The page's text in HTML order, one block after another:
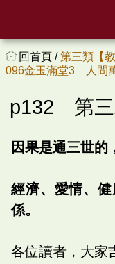
回首頁 /第三類【
096金玉滿堂3 人間
p132 第
因果是通三世的
經濟、愛情、
係。
各位讀者，大家